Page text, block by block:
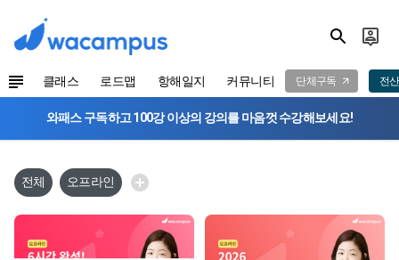
클래스 로드맵 항해일지 커뮤니티 단체구독 전
와패스 구독하고 100강 이상의 강의를 마음껏 수강해보세요!
전체 오프라인